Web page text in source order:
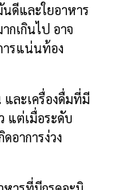
ดีและใยอาหาร
เกินไป อาจ
ารแน่นท้อง
ละเครื่องดื่มที่มี
แต่เมื่อระดับ
อาการง่วง